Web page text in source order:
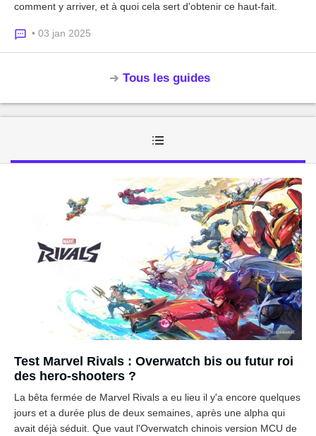
comment y arriver, et à quoi cela sert d'obtenir ce haut-fait.
• 03 jan 2025
Tous les guides
Test Marvel Rivals : Overwatch bis ou futur roi
des hero-shooters ?
La bêta fermée de Marvel Rivals a eu lieu il y'a encore quelques
jours et a durée plus de deux semaines, après une alpha qui
avait déjà séduit. Que vaut l'Overwatch chinois version MCU de